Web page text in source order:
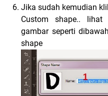
Jika sudah kemudian
Custom shape.. lihat
gambar seperti
shape